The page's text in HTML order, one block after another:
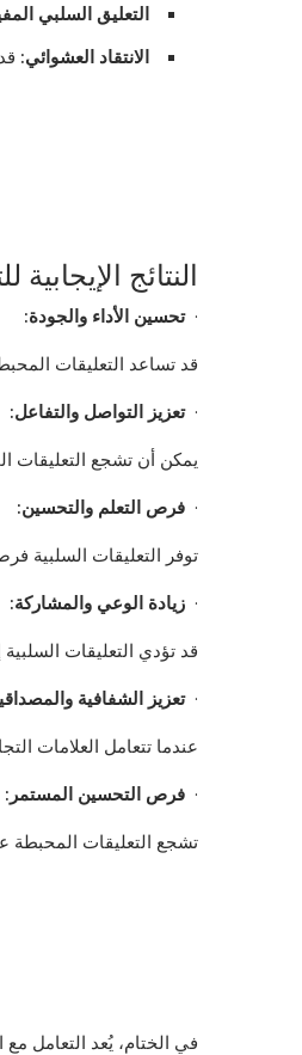
التعليق السلبي
الانتقاد العشوائي:
النتائج الإيجابية
·تحسين الأداء والجودة:
قد تساعد التعليقات
·تعزيز التواصل والتفاعل:
يمكن أن تشجع التعليقات
· فرص التعلم والتحسين:
توفر التعليقات السلبية
· زيادة الوعي والمشاركة:
قد تؤدي التعليقات
·تعزيز الشفافية
عندما تتعامل العلامات
· فرص التحسين المستمر :
تشجع التعليقات
في الختام، يُعد التعامل